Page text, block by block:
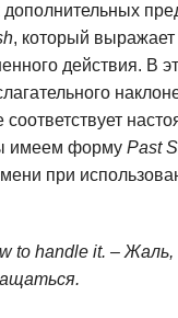
, который
действия. В
соответствует
имеем форму Past
при
to handle it. –